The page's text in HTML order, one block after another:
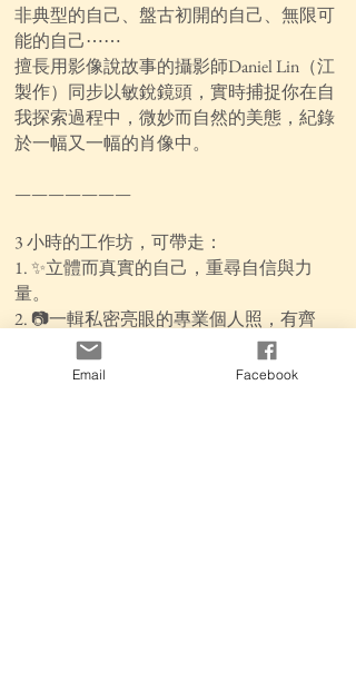
非典型的自己、盤古初開的自己、無限可
能的自己⋯⋯
擅長用影像說故事的攝影師Daniel Lin（江
製作）同步以敏銳鏡頭，實時捕捉你在自
我探索過程中，微妙而自然的美態，紀錄
於一幅又一幅的肖像中。
———————
3 小時的工作坊，可帶走：
1. ✨立體而真實的自己，重尋自信與力
量。
2. 📷一輯私密亮眼的專業個人照，有齊
hard & soft copies。
3.💖 現場同頻互動，以及後續在各平台分
Email Facebook